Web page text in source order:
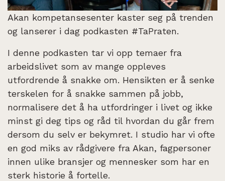
Akan kompetansesenter kaster seg på trenden
og lanserer i dag podkasten #TaPraten.
I denne podkasten tar vi opp temaer fra
arbeidslivet som av mange oppleves
utfordrende å snakke om. Hensikten er å senke
terskelen for å snakke sammen på jobb,
normalisere det å ha utfordringer i livet og ikke
minst gi deg tips og råd til hvordan du går frem
dersom du selv er bekymret. I studio har vi ofte
en god miks av rådgivere fra Akan, fagpersoner
innen ulike bransjer og mennesker som har en
sterk historie å fortelle.